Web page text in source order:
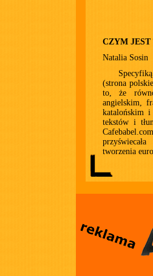
CZYM
Natalia Sosin
(strona
to, że
angielskim,
katalońskim
tekstów i
tworzenia